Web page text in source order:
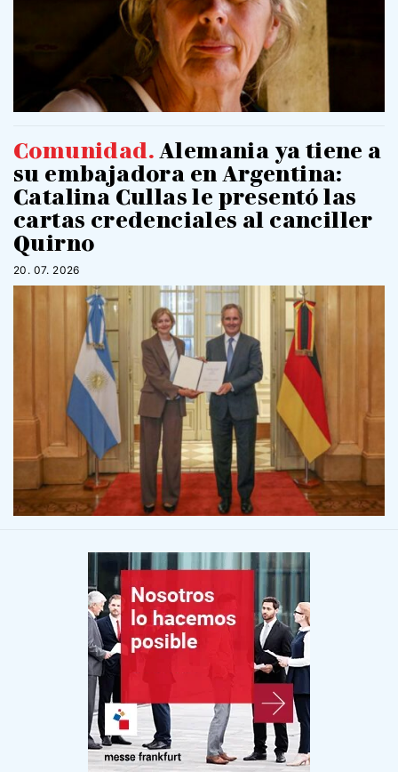
Comunidad. Alemania ya tiene a
su embajadora en Argentina:
Catalina Cullas le presentó las
cartas credenciales al canciller
Quirno
20. 07. 2026